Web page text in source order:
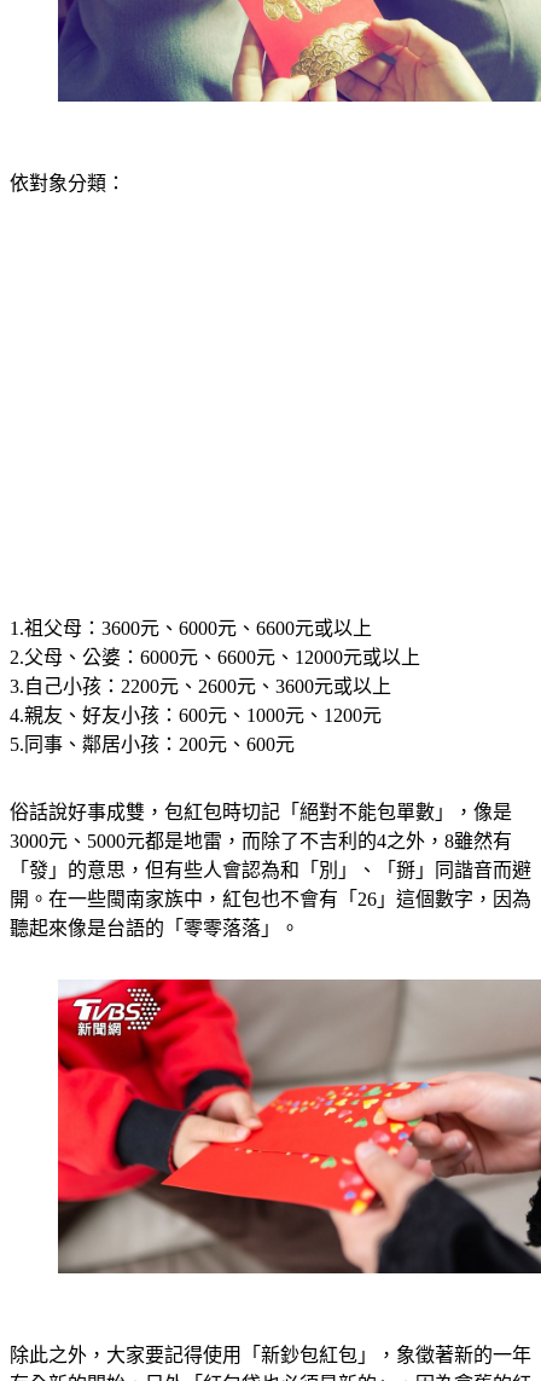
依對象分類：
1.祖父母：3600元、6000元、6600元或以上
2.父母、公婆：6000元、6600元、12000元或以上
3.自己小孩：2200元、2600元、3600元或以上
4.親友、好友小孩：600元、1000元、1200元
5.同事、鄰居小孩：200元、600元
俗話說好事成雙，包紅包時切記 「絕對不能包單數」
，像是
3000元、5000元都是地雷，而除了不吉利的4之外，8雖然有
「發」的意思，但有些人會認為和「別」、「掰」同諧音而避
開。在一些閩南家族中，紅包也不會有「26」這個數字，因為
聽起來像是台語的「零零落落」。
除此之外，大家要記得使用 「新鈔包紅包」
，象徵著新的一年